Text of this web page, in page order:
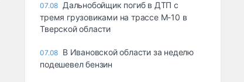
07.08 Дальнобойщик погиб в ДТП с
тремя грузовиками на трассе М-10 в
Тверской области
07.08 В Ивановской области за неделю
подешевел бензин